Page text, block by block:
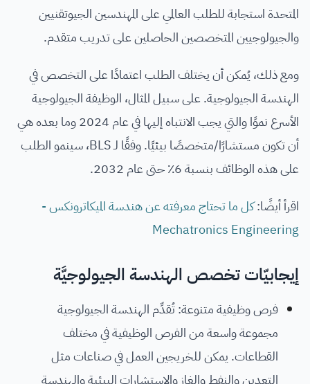
المتحدة استجابة للطلب العالمي على المهندسين الجيوتقنيين
والجيولوجيين المتخصصين الحاصلين على تدريب متقدم.
ومع ذلك، يُمكن أن يختلف الطلب اعتمادًا على التخصص في
الهندسة الجيولوجية. على سبيل المثال، الوظيفة الجيولوجية
الأسرع نموًا والتي يجب الانتباه إليها في عام 2024 وما بعده هي
أن تكون مستشارًا/متخصصًا بيئيًا. وفقًا لـ BLS، سينمو الطلب
على هذه الوظائف بنسبة 6٪ حتى عام 2032.
اقرأ أيضًا:كل ما تحتاج معرفته عن هندسة الميكاترونكس -
Mechatronics Engineering
إيجابيّات تخصص الهندسة الجيولوجيَّة
فرص وظيفية متنوعة: تُقدِّم الهندسة الجيولوجية
مجموعة واسعة من الفرص الوظيفية في مختلف
القطاعات. يمكن للخريجين العمل في صناعات مثل
التعدين والنفط والغاز والاستشارات البيئية والهندسة